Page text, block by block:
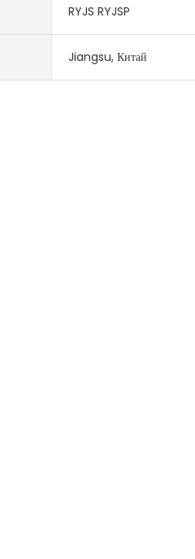
RYJS RYJSP
Jiangsu, Китай